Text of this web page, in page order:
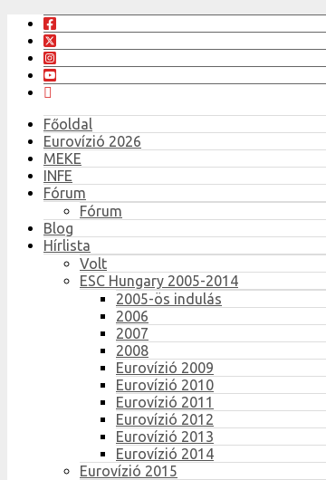
Főoldal
Eurovízió 2026
MEKE
INFE
Fórum
Fórum
Blog
Hírlista
Volt
ESC Hungary 2005-2014
2005-ös indulás
2006
2007
2008
Eurovízió 2009
Eurovízió 2010
Eurovízió 2011
Eurovízió 2012
Eurovízió 2013
Eurovízió 2014
Eurovízió 2015